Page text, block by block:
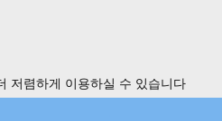
저렴하게 이용하실 수 있습니다